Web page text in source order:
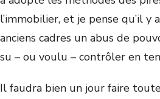
l’immobilier, et je pense qu’il y
anciens cadres un abus de
su – ou voulu – contrôler en
Il faudra bien un jour faire